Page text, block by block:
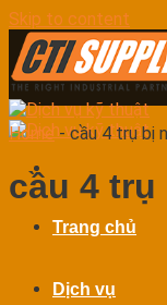
Skip to content
Trang chủ
Dịch vụ
Home-cầu 4 trụ bị
cầu 4